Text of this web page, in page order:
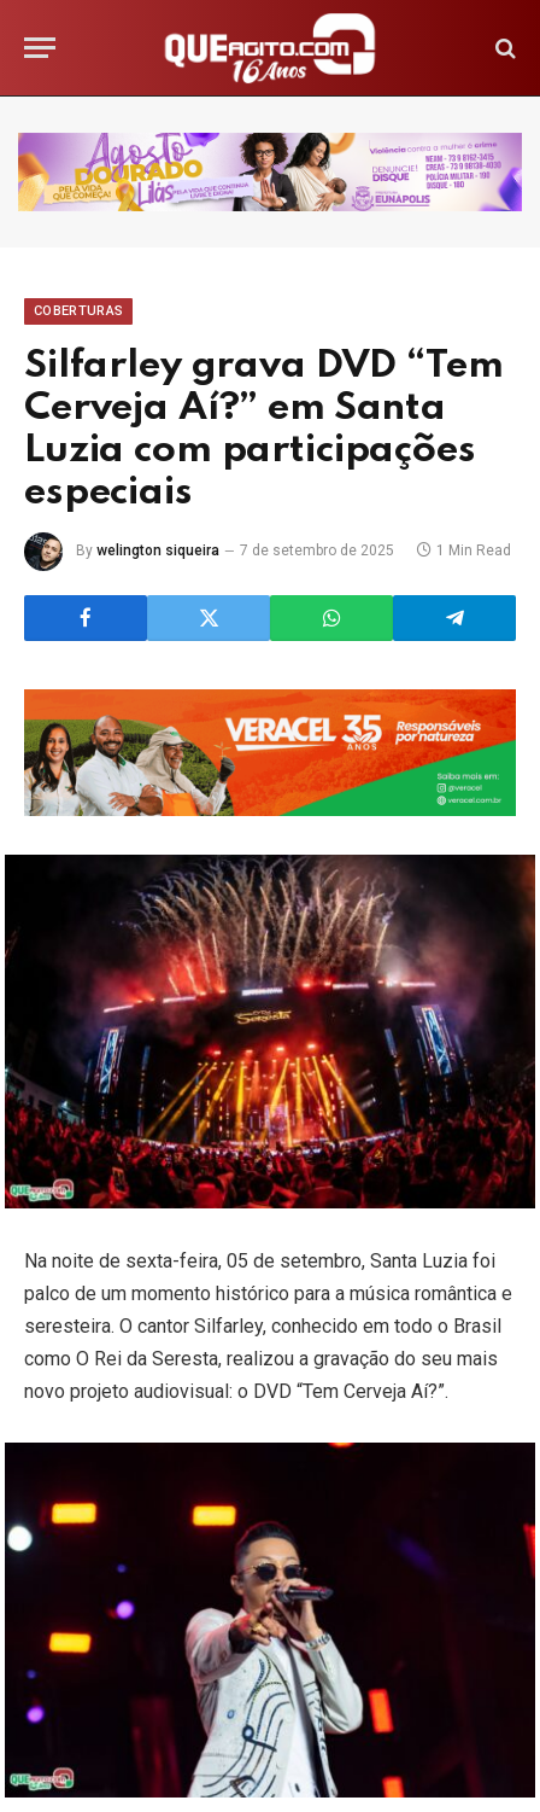
COBERTURAS
Silfarley grava DVD “Tem
Cerveja Aí?” em Santa
Luzia com participações
especiais
By welington siqueira 7 de setembro de 2025 1 Min Read
Na noite de sexta-feira, 05 de setembro, Santa Luzia foi
palco de um momento histórico para a música romântica e
seresteira. O cantor Silfarley, conhecido em todo o Brasil
como O Rei da Seresta, realizou a gravação do seu mais
novo projeto audiovisual: o DVD “Tem Cerveja Aí?”.